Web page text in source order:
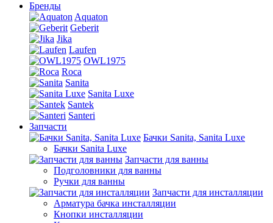
Бренды
Aquaton
Geberit
Jika
Laufen
OWL1975
Roca
Sanita
Sanita Luxe
Santek
Santeri
Запчасти
Бачки Sanita, Sanita Luxe
Бачки Sanita Luxe
Запчасти для ванны
Подголовники для ванны
Ручки для ванны
Запчасти для инсталляции
Арматура бачка инсталляции
Кнопки инсталляции